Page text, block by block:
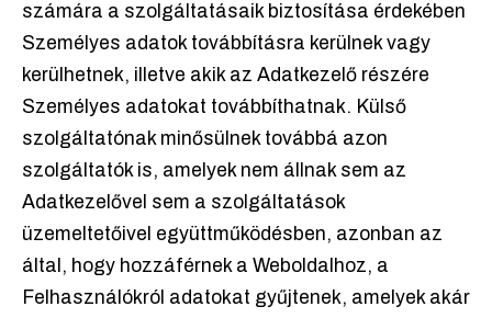
számára a szolgáltatásaik biztosítása érdekében
Személyes adatok továbbításra kerülnek vagy
kerülhetnek, illetve akik az Adatkezelő részére
Személyes adatokat továbbíthatnak. Külső
szolgáltatónak minősülnek továbbá azon
szolgáltatók is, amelyek nem állnak sem az
Adatkezelővel sem a szolgáltatások
üzemeltetőivel együttműködésben, azonban az
által, hogy hozzáférnek a Weboldalhoz, a
Felhasználókról adatokat gyűjtenek, amelyek akár